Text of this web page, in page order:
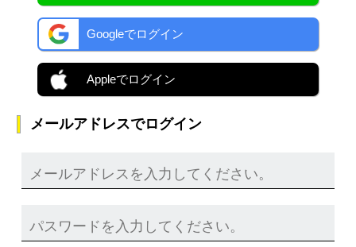
Googleでログイン
Appleでログイン
メールアドレスでログイン